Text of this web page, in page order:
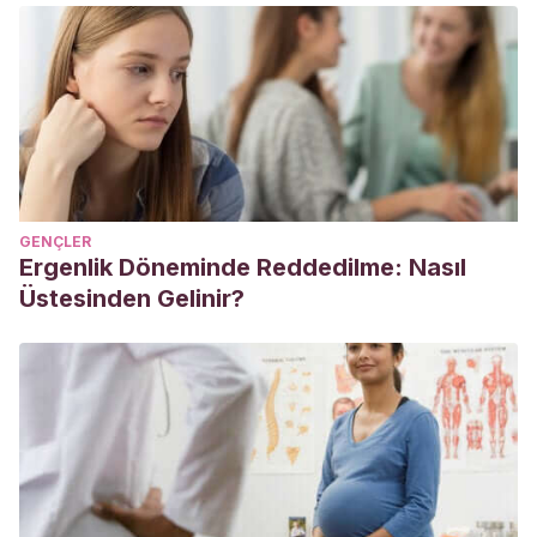
lectura infantil. LD Books.
González Álvarez, C.
(2000). Estrategias y
procedimientos para fomentar la lectura en la familia y en
la escuela.
https://ruc.udc.es/dspace/bitstream/handle/2183/8101/
sequence=1
Jiménez, S. Y., & Rubio, E. L.(2010). El valor de la lectura
en relación con el comportamiento lector. Un estudio sobre
los hábitos lectores y el estilo de vida en niños.Ocnos:
https://revista.uclm.es/index.php/ocnos/article/view/188
Lomas, C.
(2002).Cómo hacer hijos lectores. Ediciones
palabra. EspaÃ±a: Madrid.
Macías, M. C. M.(2010). Los beneficios de la literatura
infantil.Revista digital para profesionales de la enseñanza
1-6.
GENÇLER
Ergenlik Döneminde Reddedilme: Nasıl
Üstesinden Gelinir?